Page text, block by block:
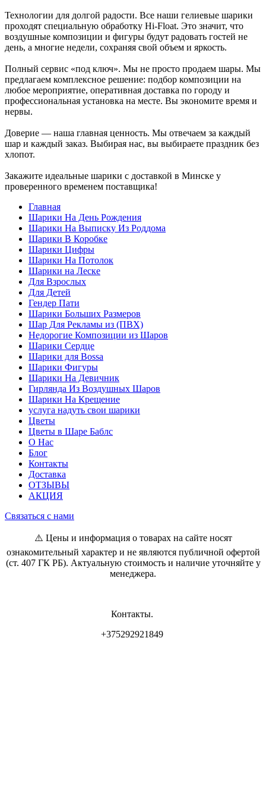
Технологии для долгой радости. Все наши гелиевые шарики
проходят специальную обработку Hi-Float. Это значит, что
воздушные композиции и фигуры будут радовать гостей не
день, а многие недели, сохраняя свой объем и яркость.
Полный сервис «под ключ». Мы не просто продаем шары. Мы
предлагаем комплексное решение: подбор композиции на
любое мероприятие, оперативная доставка по городу и
профессиональная установка на месте. Вы экономите время и
нервы.
Доверие — наша главная ценность. Мы отвечаем за каждый
шар и каждый заказ. Выбирая нас, вы выбираете праздник без
хлопот.
Закажите идеальные шарики с доставкой в Минске у
проверенного временем поставщика!
Главная
Шарики На День Рождения
Шарики На Выписку Из Роддома
Шарики В Коробке
Шарики Цифры
Шарики На Потолок
Шарики на Леске
Для Взрослых
Для Детей
Гендер Пати
Шарики Больших Размеров
Шар Для Рекламы из (ПВХ)
Недорогие Композиции из Шаров
Шарики Сердце
Шарики для Воssa
Шарики Фигуры
Шарики На Девичник
Гирлянда Из Воздушных Шаров
Шарики На Крещение
услуга надуть свои шарики
Цветы
Цветы в Шаре Баблс
О Нас
Блог
Контакты
Доставка
ОТЗЫВЫ
АКЦИЯ
Связаться с нами
⚠️ Цены и информация о товарах на сайте носят
ознакомительный характер и не являются публичной офертой
(ст. 407 ГК РБ). Актуальную стоимость и наличие уточняйте у
менеджера.
Контакты.
+375292921849